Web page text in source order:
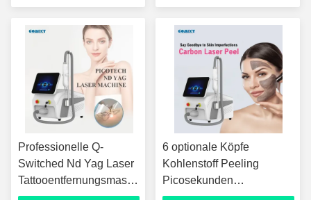
100-2000J 58*51*42cm
Professionelle Q-
Switched Nd Yag Laser
Tattooentfernungsmaschine
für Hautverjüngung und
6 optionale Köpfe
Kohlenstoff Peeling
Picosekunden
Laserbehandlung